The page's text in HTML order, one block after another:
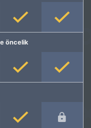
öncelik